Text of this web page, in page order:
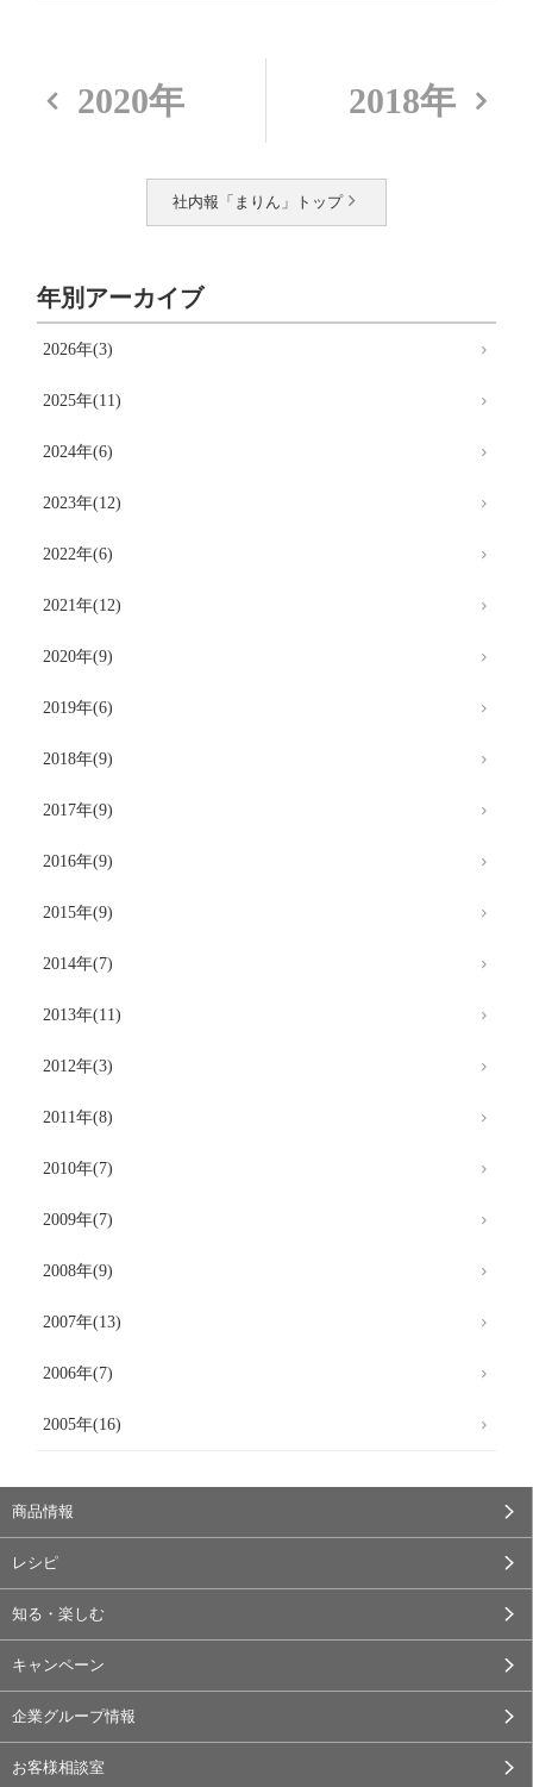
2020年 2018年
社内報「まりん」トップ
年別アーカイブ
2026年(3)
2025年(11)
2024年(6)
2023年(12)
2022年(6)
2021年(12)
2020年(9)
2019年(6)
2018年(9)
2017年(9)
2016年(9)
2015年(9)
2014年(7)
2013年(11)
2012年(3)
2011年(8)
2010年(7)
2009年(7)
2008年(9)
2007年(13)
2006年(7)
2005年(16)
商品情報
レシピ
知る・楽しむ
キャンペーン
企業グループ情報
お客様相談室